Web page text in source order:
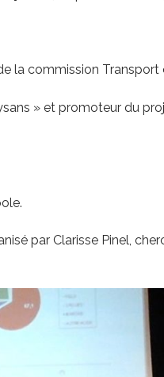
la commission
» et promoteur du
par Clarisse Pinel,